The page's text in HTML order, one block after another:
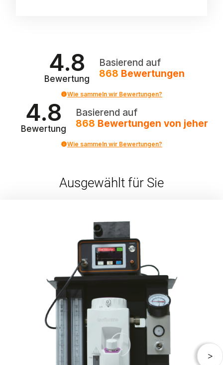
4.8
Bewertung
Basierend auf
868 Bewertungen
Wie sammeln wir Bewertungen?
4.8
Bewertung
Basierend auf
868 Bewertungen von jeher
Wie sammeln wir Bewertungen?
Ausgewählt für Sie